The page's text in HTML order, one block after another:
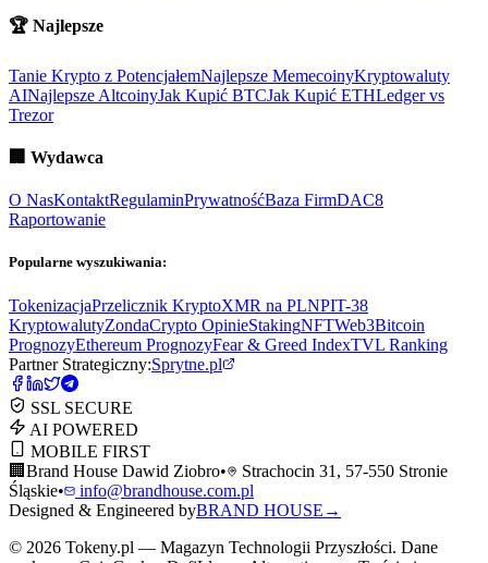
🏆 Najlepsze
Tanie Krypto z PotencjałemNajlepsze MemecoinyKryptowaluty
AINajlepsze AltcoinyJak Kupić BTCJak Kupić ETHLedger vs
Trezor
🏢 Wydawca
O NasKontaktRegulaminPrywatnośćBaza FirmDAC8
Raportowanie
Popularne wyszukiwania:
TokenizacjaPrzelicznik KryptoXMR na PLNPIT-38
KryptowalutyZondaCrypto OpinieStakingNFTWeb3Bitcoin
PrognozyEthereum PrognozyFear & Greed IndexTVL Ranking
Partner Strategiczny:Sprytne.pl
SSL SECURE
AI POWERED
MOBILE FIRST
🏢 Brand House Dawid Ziobro•
Strachocin 31, 57-550 Stronie
Śląskie•
info@brandhouse.com.pl
Designed & Engineered byBRAND HOUSE →
© 2026 Tokeny.pl — Magazyn Technologii Przyszłości. Dane